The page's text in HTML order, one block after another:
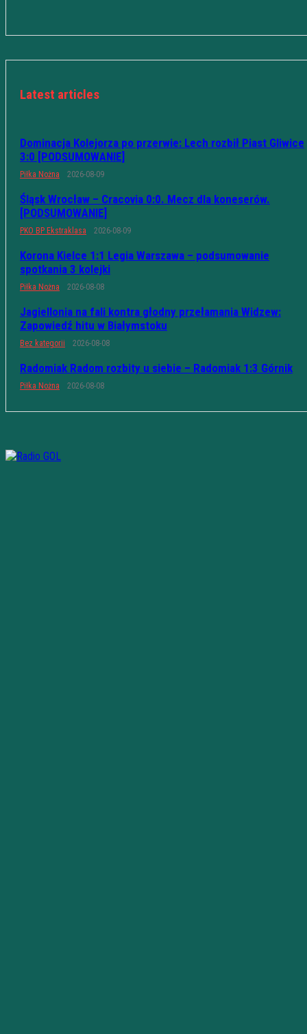
Latest articles
Dominacja Kolejorza po przerwie: Lech rozbił Piast Gliwice
3:0 [PODSUMOWANIE]
Piłka Nożna 2026-08-09
Śląsk Wrocław – Cracovia 0:0. Mecz dla koneserów.
[PODSUMOWANIE]
PKO BP Ekstraklasa 2026-08-09
Korona Kielce 1:1 Legia Warszawa – podsumowanie
spotkania 3 kolejki
Piłka Nożna 2026-08-08
Jagiellonia na fali kontra głodny przełamania Widzew:
Zapowiedź hitu w Białymstoku
Bez kategorii 2026-08-08
Radomiak Radom rozbity u siebie – Radomiak 1:3 Górnik
Piłka Nożna 2026-08-08